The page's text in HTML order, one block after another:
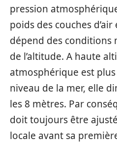
pression
poids des couches
dépend des
de l’altitude. A haute
atmosphérique est
niveau de la mer, elle
les 8 mètres. Par
doit toujours être
locale avant sa